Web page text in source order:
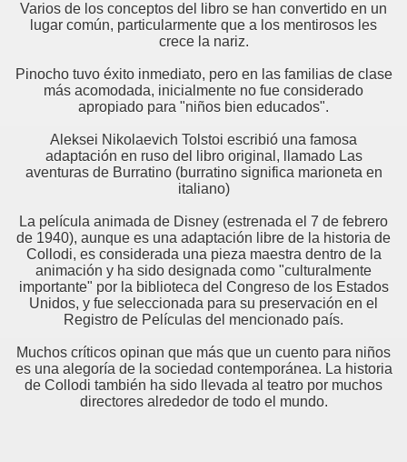
Varios de los conceptos del libro se han convertido en un
lugar común, particularmente que a los mentirosos les
crece la nariz.
Pinocho tuvo éxito inmediato, pero en las familias de clase
más acomodada, inicialmente no fue considerado
apropiado para "niños bien educados".
Aleksei Nikolaevich Tolstoi escribió una famosa
adaptación en ruso del libro original, llamado Las
aventuras de Burratino (burratino significa marioneta en
italiano)
La película animada de Disney (estrenada el 7 de febrero
de 1940), aunque es una adaptación libre de la historia de
Collodi, es considerada una pieza maestra dentro de la
animación y ha sido designada como "culturalmente
importante" por la biblioteca del Congreso de los Estados
Unidos, y fue seleccionada para su preservación en el
Registro de Películas del mencionado país.
Muchos críticos opinan que más que un cuento para niños
es una alegoría de la sociedad contemporánea. La historia
de Collodi también ha sido llevada al teatro por muchos
directores alrededor de todo el mundo.